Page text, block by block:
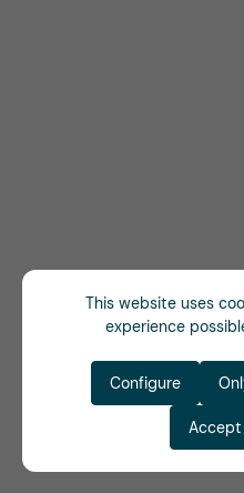
This website uses
experience
Configure
Accept